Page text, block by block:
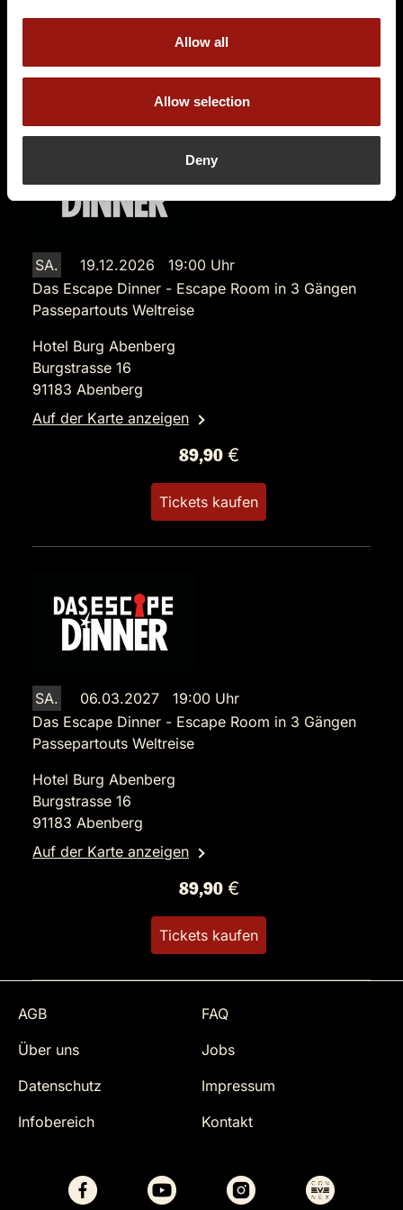
Allow all
Allow selection
Deny
89,90 €
Tickets kaufen
SA.
19.12.2026 19:00 Uhr
Das Escape Dinner - Escape Room in 3 Gängen
Passepartouts Weltreise
Hotel Burg Abenberg
Burgstrasse 16
91183 Abenberg
Auf der Karte anzeigen
89,90 €
Tickets kaufen
SA.
06.03.2027 19:00 Uhr
Das Escape Dinner - Escape Room in 3 Gängen
Passepartouts Weltreise
Hotel Burg Abenberg
Burgstrasse 16
91183 Abenberg
Auf der Karte anzeigen
89,90 €
Tickets kaufen
AGB
FAQ
Über uns
Jobs
Datenschutz
Impressum
Infobereich
Kontakt